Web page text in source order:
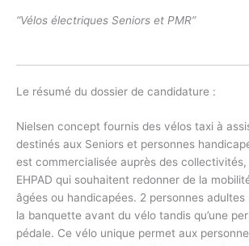
“Vélos électriques Seniors et PMR”
Le résumé du dossier de candidature :
Nielsen concept fournis des vélos taxi à
destinés aux Seniors et personnes
est commercialisée auprès des
EHPAD qui souhaitent redonner de la
âgées ou handicapées. 2 personnes
la banquette avant du vélo tandis qu’une
pédale. Ce vélo unique permet aux